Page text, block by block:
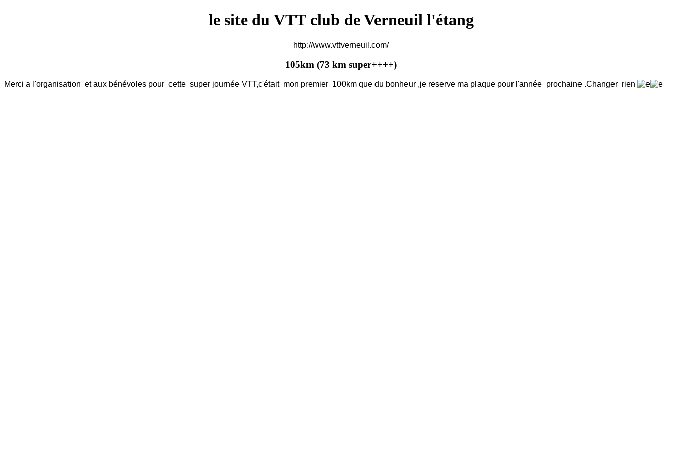
le site du VTT club de Verneuil l'étang
http://www.vttverneuil.com/
105km (73 km super++++)
Merci a l'organisation et aux bénévoles pour cette super journée VTT,c'était mon premier 100km que du bonheur ,je reserve ma plaque pour l'année prochaine .Changer rien